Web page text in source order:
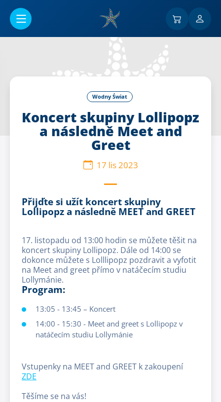
Wodny Świat
Koncert skupiny Lollipopz
a následně Meet and
Greet
17 lis 2023
Přijďte si užít koncert skupiny
Lollipopz a následně MEET and GREET
17. listopadu od 13:00 hodin se můžete těšit na
koncert skupiny Lollipopz. Dále od 14:00 se
dokonce můžete s Lolllipopz pozdravit a vyfotit
na Meet and greet přímo v natáčecím studiu
Lollymánie.
Program:
13:05 - 13:45 – Koncert
14:00 - 15:30 - Meet and greet s Lollipopz v
natáčecím studiu Lollymánie
Vstupenky na MEET and GREET k zakoupení
ZDE
Těšíme se na vás!